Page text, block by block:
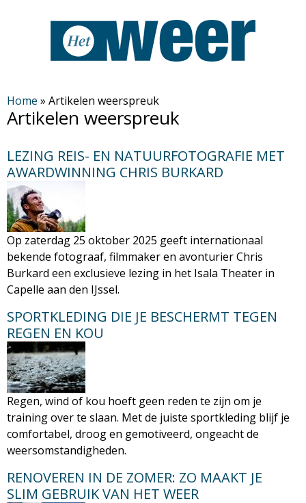
en
naar
algemene
inhoud
H
e
t
W
e
e
r
M
a
g
a
z
i
Home » Artikelen weerspreuk
Artikelen weerspreuk
LEZING REIS- EN NATUURFOTOGRAFIE MET
AWARDWINNING CHRIS BURKARD
Op zaterdag 25 oktober 2025 geeft internationaal
bekende fotograaf, filmmaker en avonturier Chris
Burkard een exclusieve lezing in het Isala Theater in
Capelle aan den IJssel.
SPORTKLEDING DIE JE BESCHERMT TEGEN
REGEN EN KOU
Regen, wind of kou hoeft geen reden te zijn om je
training over te slaan. Met de juiste sportkleding blijf je
comfortabel, droog en gemotiveerd, ongeacht de
weersomstandigheden.
RENOVEREN IN DE ZOMER: ZO MAAKT JE
SLIM GEBRUIK VAN HET WEER